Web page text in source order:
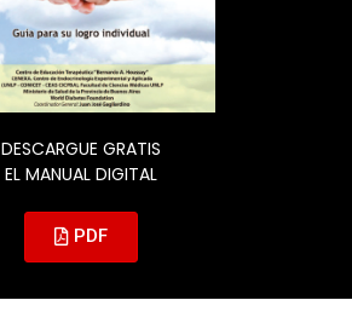
DESCARGUE GRATIS
EL MANUAL DIGITAL
PDF